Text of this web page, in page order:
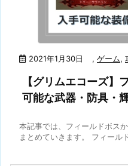
2021年1月30日 , ゲーム,
【グリムエコーズ】
可能な武器・防具・
本記事では、フィールドボス
まとめていきます。 フィール